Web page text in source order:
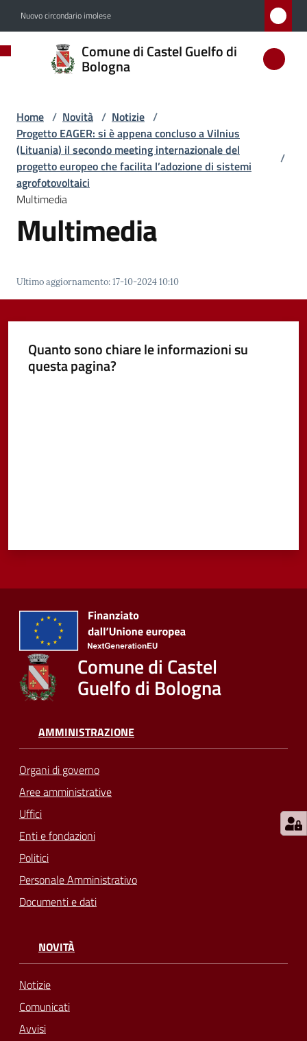
Nuovo circondario imolese
Comune di Castel Guelfo di
Bologna
Comune
di
Guelfo
di
Bologna
Servizi
Castel
Guelfo
argomenti...
Seguici
Home / Novità / Notizie /
Progetto EAGER: si è appena concluso a Vilnius
(Lituania) il secondo meeting internazionale del
progetto europeo che facilita l’adozione di sistemi
agrofotovoltaici
/
Multimedia
Multimedia
Ultimo aggiornamento:17-10-2024 10:10
Quanto sono chiare le informazioni su
questa pagina?
Comune di Castel
Guelfo di Bologna
AMMINISTRAZIONE
Organi di governo
Aree amministrative
Uffici
Enti e fondazioni
Politici
Personale Amministrativo
Documenti e dati
NOVITÀ
Notizie
Comunicati
Avvisi